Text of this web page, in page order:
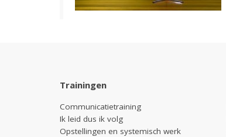
Trainingen
Communicatietraining
Ik leid dus ik volg
Opstellingen en systemisch werk